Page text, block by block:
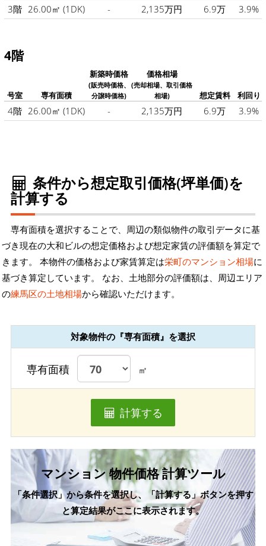
3階 26.00㎡ (1DK) - 2,135万円 6.9万 3.9%
4階
号室 専有面積
新築時価格
(販売時価格、
分譲時価格)
価格相場
(売却相場、取引価格
相場)
想定賃料 利回り
4階 26.00㎡ (1DK) - 2,135万円 6.9万 3.9%
条件から想定取引価格(坪単価)を
計算する
専有面積を選択することで、周辺の類似物件の取引データに基
づき現在の大和ビルの想定価格および想定家賃の評価額を算定で
きます。 本物件の価格および家賃算定は栄町のマンション相場に
基づき算定しています。 なお、土地部分の評価額は、周辺エリア
の練馬区の土地相場から確認いただけます。
対象物件の『専有面積』を選択
専有面積 ㎡
計算する
マンション 物件価格 計算ツール
「条件選択」から条件を選択し、「計算する」ボタンを押す
と算定結果がここに表示されます。